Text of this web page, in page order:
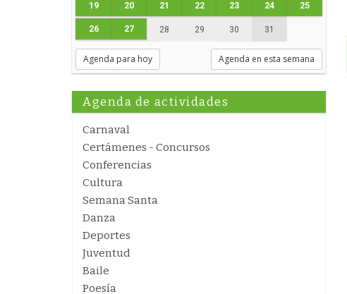
19 20 21 22 23 24 25
26 27 28 29 30 31
Agenda para hoy Agenda en esta semana
Agenda de actividades
Carnaval
Certámenes - Concursos
Conferencias
Cultura
Semana Santa
Danza
Deportes
Juventud
Baile
Poesía